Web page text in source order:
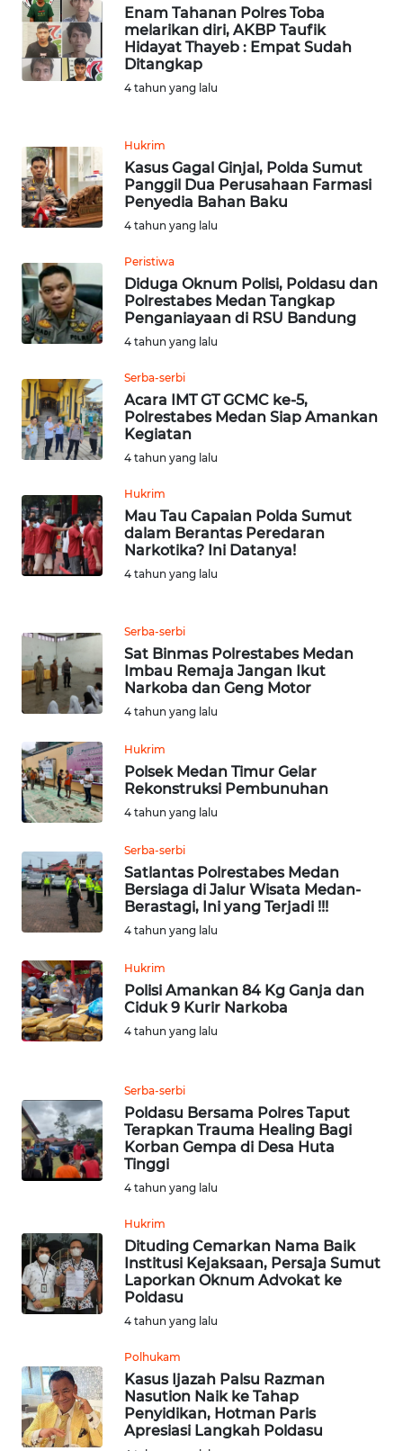
Enam Tahanan Polres Toba
melarikan diri, AKBP Taufik
Hidayat Thayeb : Empat Sudah
Ditangkap
4 tahun yang lalu
Hukrim
Kasus Gagal Ginjal, Polda Sumut
Panggil Dua Perusahaan Farmasi
Penyedia Bahan Baku
4 tahun yang lalu
Peristiwa
Diduga Oknum Polisi, Poldasu dan
Polrestabes Medan Tangkap
Penganiayaan di RSU Bandung
4 tahun yang lalu
Serba-serbi
Acara IMT GT GCMC ke-5,
Polrestabes Medan Siap Amankan
Kegiatan
4 tahun yang lalu
Hukrim
Mau Tau Capaian Polda Sumut
dalam Berantas Peredaran
Narkotika? Ini Datanya!
4 tahun yang lalu
Serba-serbi
Sat Binmas Polrestabes Medan
Imbau Remaja Jangan Ikut
Narkoba dan Geng Motor
4 tahun yang lalu
Hukrim
Polsek Medan Timur Gelar
Rekonstruksi Pembunuhan
4 tahun yang lalu
Serba-serbi
Satlantas Polrestabes Medan
Bersiaga di Jalur Wisata Medan-
Berastagi, Ini yang Terjadi !!!
4 tahun yang lalu
Hukrim
Polisi Amankan 84 Kg Ganja dan
Ciduk 9 Kurir Narkoba
4 tahun yang lalu
Serba-serbi
Poldasu Bersama Polres Taput
Terapkan Trauma Healing Bagi
Korban Gempa di Desa Huta
Tinggi
4 tahun yang lalu
Hukrim
Dituding Cemarkan Nama Baik
Institusi Kejaksaan, Persaja Sumut
Laporkan Oknum Advokat ke
Poldasu
4 tahun yang lalu
Polhukam
Kasus Ijazah Palsu Razman
Nasution Naik ke Tahap
Penyidikan, Hotman Paris
Apresiasi Langkah Poldasu
WN
KALTENG
WN
KALSEL
KALTIM
WN
SULSEL
GORONTALO
WN
SULUT
WN
MALUKU
WN
WN
DAIRI
WN
TOBA
WN
NIAS
WN
LANGKAT
WN
SELATAN
WN
TANJUNG
WN
KARO
WN
SIMALUNGUN
WN
LABUHANBATU
WN
TAPANULI
WN DELI
SERDANG